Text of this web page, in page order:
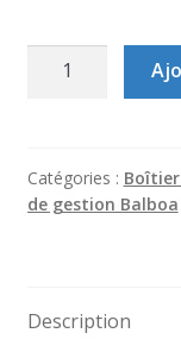
quantité
BALBOA
BP2100
Catégories :
de gestion Balboa
Description